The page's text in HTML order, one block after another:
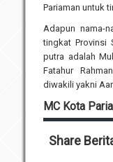
Pariaman untuk
Adapun nama-
tingkat Provinsi
putra adalah
Fatahur
diwakili yakni
MC Kota
Share